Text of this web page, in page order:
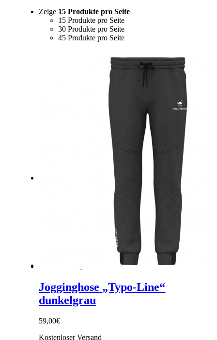
Zeige 15 Produkte pro Seite
15 Produkte pro Seite
30 Produkte pro Seite
45 Produkte pro Seite
Jogginghose „Typo-Line“
dunkelgrau
59,00€
Kostenloser Versand